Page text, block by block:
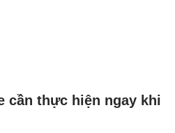
cần thực hiện ngay khi